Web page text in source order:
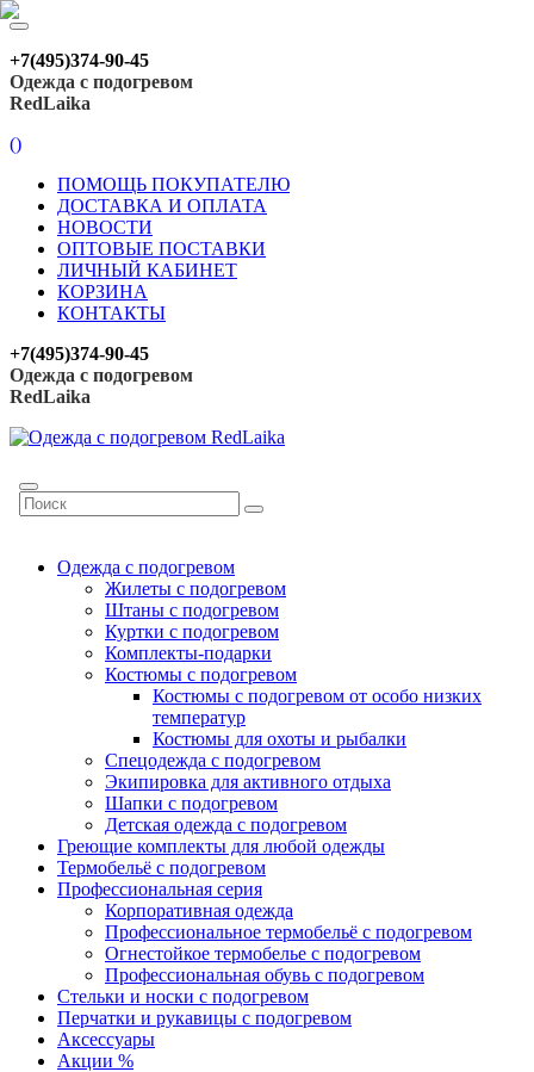
+7(495)374-90-45
Одежда с подогревом
RedLaika
()
ПОМОЩЬ ПОКУПАТЕЛЮ
ДОСТАВКА И ОПЛАТА
НОВОСТИ
ОПТОВЫЕ ПОСТАВКИ
ЛИЧНЫЙ КАБИНЕТ
КОРЗИНА
КОНТАКТЫ
+7(495)374-90-45
Одежда с подогревом
RedLaika
Одежда с подогревом
Жилеты с подогревом
Штаны с подогревом
Куртки с подогревом
Комплекты-подарки
Костюмы с подогревом
Костюмы с подогревом от особо низких
температур
Костюмы для охоты и рыбалки
Спецодежда с подогревом
Экипировка для активного отдыха
Шапки с подогревом
Детская одежда с подогревом
Греющие комплекты для любой одежды
Термобельё с подогревом
Профессиональная серия
Корпоративная одежда
Профессиональное термобельё с подогревом
Огнестойкое термобелье с подогревом
Профессиональная обувь с подогревом
Стельки и носки с подогревом
Перчатки и рукавицы с подогревом
Аксессуары
Акции %